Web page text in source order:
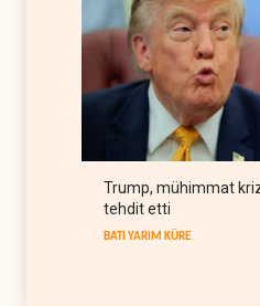
Trump, mühimmat
tehdit etti
BATI YARIM KÜRE